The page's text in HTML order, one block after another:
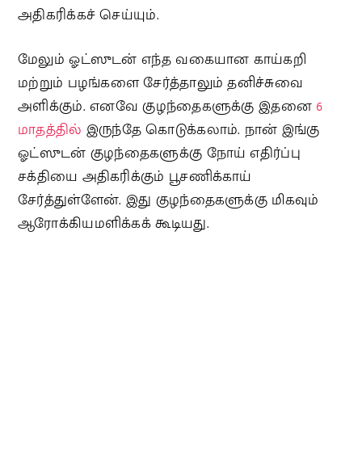
அதிகரிக்கச் செய்யும்.
மேலும் ஓட்ஸுடன் எந்த வகையான காய்கறி
மற்றும் பழங்களை சேர்த்தாலும் தனிச்சுவை
அளிக்கும். எனவே குழந்தைகளுக்கு இதனை 6
மாதத்தில் இருந்தே கொடுக்கலாம். நான் இங்கு
ஓட்ஸுடன் குழந்தைகளுக்கு நோய் எதிர்ப்பு
சக்தியை அதிகரிக்கும் பூசணிக்காய்
சேர்த்துள்ளேன். இது குழந்தைகளுக்கு மிகவும்
ஆரோக்கியமளிக்கக் கூடியது.